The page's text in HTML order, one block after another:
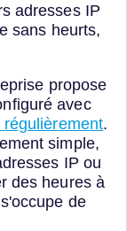
adresses IP
sans heurts,
propose
avec
.
simple,
IP ou
des heures à
de